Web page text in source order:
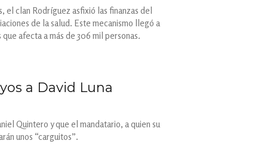
el clan Rodríguez asfixió las finanzas del
de la salud. Este mecanismo llegó a
afecta a más de 306 mil personas.
a David Luna
Quintero y que el mandatario, a quien su
unos “carguitos”.